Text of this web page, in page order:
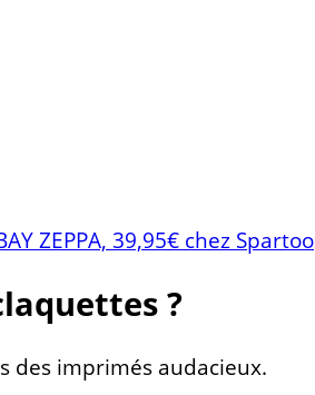
ZEPPA, 39,95€ chez Spartoo
?
des imprimés audacieux.